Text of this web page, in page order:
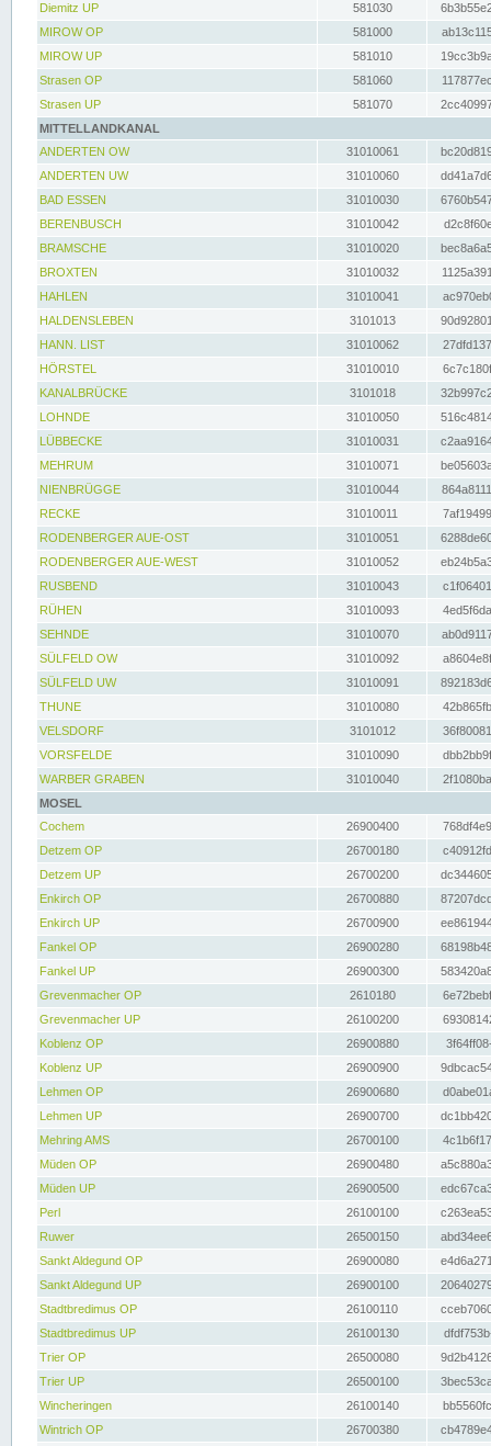
Diemitz UP
581030
MIROW OP
581000
MIROW UP
581010
Strasen OP
581060
Strasen UP
581070
MITTELLANDKANAL
ANDERTEN OW
31010061
ANDERTEN UW
31010060
BAD ESSEN
31010030
BERENBUSCH
31010042
BRAMSCHE
31010020
BROXTEN
31010032
HAHLEN
31010041
HALDENSLEBEN
3101013
HANN. LIST
31010062
HÖRSTEL
31010010
KANALBRÜCKE
3101018
LOHNDE
31010050
LÜBBECKE
31010031
MEHRUM
31010071
NIENBRÜGGE
31010044
RECKE
31010011
RODENBERGER AUE-OST
31010051
RODENBERGER AUE-WEST
31010052
RUSBEND
31010043
RÜHEN
31010093
SEHNDE
31010070
SÜLFELD OW
31010092
SÜLFELD UW
31010091
THUNE
31010080
VELSDORF
3101012
VORSFELDE
31010090
WARBER GRABEN
31010040
MOSEL
Cochem
26900400
Detzem OP
26700180
Detzem UP
26700200
Enkirch OP
26700880
Enkirch UP
26700900
Fankel OP
26900280
Fankel UP
26900300
Grevenmacher OP
2610180
Grevenmacher UP
26100200
Koblenz OP
26900880
Koblenz UP
26900900
Lehmen OP
26900680
Lehmen UP
26900700
Mehring AMS
26700100
Müden OP
26900480
Müden UP
26900500
Perl
26100100
Ruwer
26500150
Sankt Aldegund OP
26900080
Sankt Aldegund UP
26900100
Stadtbredimus OP
26100110
Stadtbredimus UP
26100130
Trier OP
26500080
Trier UP
26500100
Wincheringen
26100140
Wintrich OP
26700380